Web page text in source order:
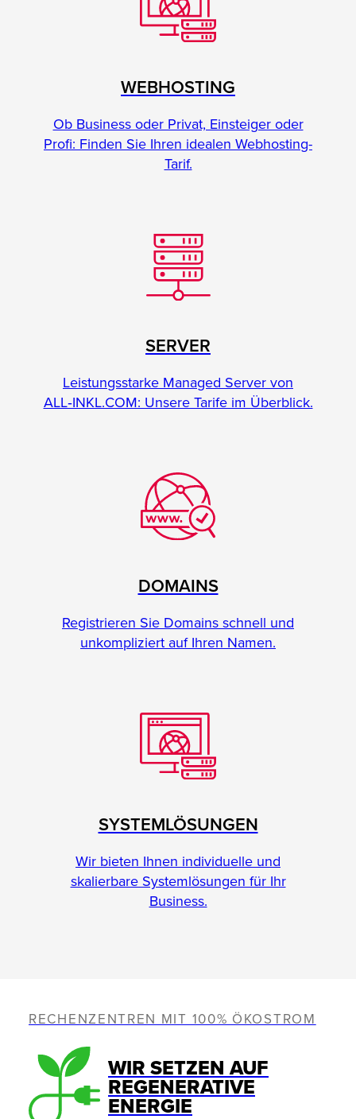
WEBHOSTING
Ob Business oder Privat, Einsteiger oder
Profi: Finden Sie Ihren idealen Webhosting-
Tarif.
SERVER
Leistungsstarke Managed Server von
ALL‑INKL.COM: Unsere Tarife im Überblick.
DOMAINS
Registrieren Sie Domains schnell und
unkompliziert auf Ihren Namen.
SYSTEMLÖSUNGEN
Wir bieten Ihnen individuelle und
skalierbare Systemlösungen für Ihr
Business.
RECHENZENTREN MIT 100% ÖKOSTROM
WIR SETZEN AUF
REGENERATIVE
ENERGIE